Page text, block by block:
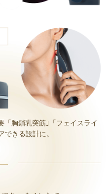
「胸鎖乳突筋｣「フェイスライ
できる設計に。